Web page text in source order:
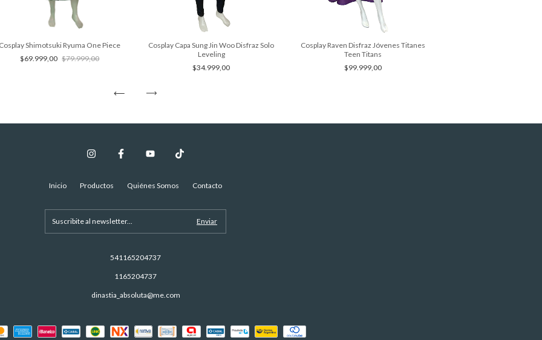
Cosplay Shimotsuki Ryuma One Piece
$69.999,00 $79.999,00
Cosplay Capa Sung Jin Woo Disfraz Solo
Leveling
$34.999,00
Cosplay Raven Disfraz Jóvenes Titanes
Teen Titans
$99.999,00
Inicio Productos Quiénes Somos Contacto
541165204737
1165204737
dinastia_absoluta@me.com